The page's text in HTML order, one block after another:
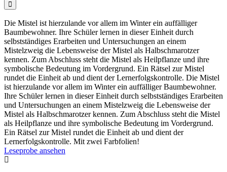

Die Mistel ist hierzulande vor allem im Winter ein auffälliger
Baumbewohner. Ihre Schüler lernen in dieser Einheit durch
selbstständiges Erarbeiten und Untersuchungen an einem
Mistelzweig die Lebensweise der Mistel als Halbschmarotzer
kennen. Zum Abschluss steht die Mistel als Heilpflanze und ihre
symbolische Bedeutung im Vordergrund. Ein Rätsel zur Mistel
rundet die Einheit ab und dient der Lernerfolgskontrolle. Die Mistel
ist hierzulande vor allem im Winter ein auffälliger Baumbewohner.
Ihre Schüler lernen in dieser Einheit durch selbstständiges Erarbeiten
und Untersuchungen an einem Mistelzweig die Lebensweise der
Mistel als Halbschmarotzer kennen. Zum Abschluss steht die Mistel
als Heilpflanze und ihre symbolische Bedeutung im Vordergrund.
Ein Rätsel zur Mistel rundet die Einheit ab und dient der
Lernerfolgskontrolle. Mit zwei Farbfolien!
Leseprobe ansehen
